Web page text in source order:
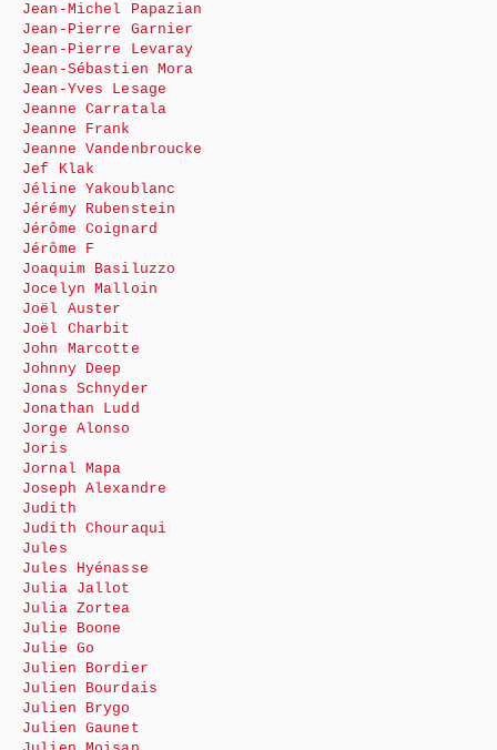
Jean-Michel Papazian
Jean-Pierre Garnier
Jean-Pierre Levaray
Jean-Sébastien Mora
Jean-Yves Lesage
Jeanne Carratala
Jeanne Frank
Jeanne Vandenbroucke
Jef Klak
Jéline Yakoublanc
Jérémy Rubenstein
Jérôme Coignard
Jérôme F
Joaquim Basiluzzo
Jocelyn Malloin
Joël Auster
Joël Charbit
John Marcotte
Johnny Deep
Jonas Schnyder
Jonathan Ludd
Jorge Alonso
Joris
Jornal Mapa
Joseph Alexandre
Judith
Judith Chouraqui
Jules
Jules Hyénasse
Julia Jallot
Julia Zortea
Julie Boone
Julie Go
Julien Bordier
Julien Bourdais
Julien Brygo
Julien Gaunet